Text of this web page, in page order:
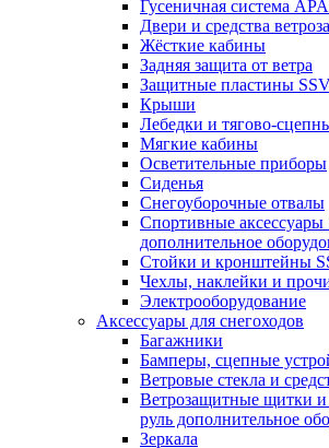
Гусеничная система
Двери и средства
Жёсткие кабины
Задняя защита от ветра
Защитные пластины
Крыши
Лебедки и тягово-
Мягкие кабины
Осветительные приборы
Сиденья
Снегоуборочные отвалы
Спортивные аксессуары
дополнительное
Стойки и кронштейны
Чехлы, наклейки и
Электрооборудование
Аксессуары для снегоходов
Багажники
Бамперы, сцепные
Ветровые стекла и
Ветрозащитные щитки и
руль дополнительное
Зеркала